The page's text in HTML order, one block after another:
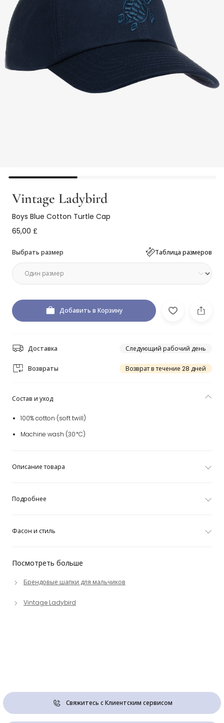
Vintage Ladybird
Boys Blue Cotton Turtle Cap
65,00 £
Выбрать размер Таблица размеров
Добавить в Корзину
Доставка Следующий рабочий день
Возвраты Возврат в течение 28 дней
Посмотреть больше
Брендовые шапки для мальчиков
Vintage Ladybird
Состав и уход
100% cotton (soft twill)
Machine wash (30*C)
Описание товара
Подробнее
Фасон и стиль
Свяжитесь с Клиентским сервисом